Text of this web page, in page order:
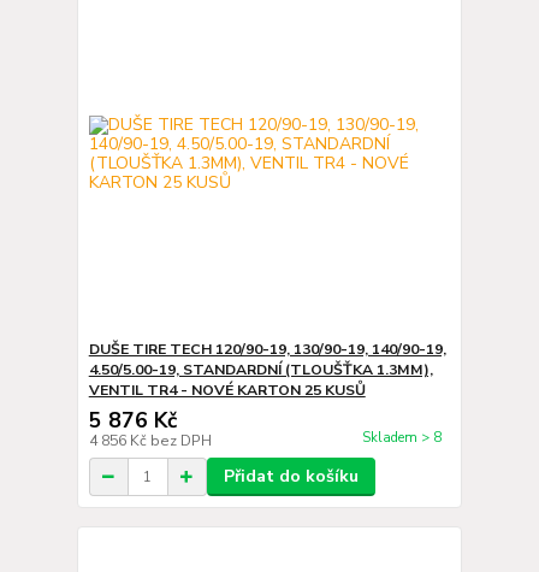
DUŠE TIRE TECH 120/90-19, 130/90-19, 140/90-19,
4.50/5.00-19, STANDARDNÍ (TLOUŠŤKA 1.3MM),
VENTIL TR4 - NOVÉ KARTON 25 KUSŮ
5 876 Kč
4 856 Kč bez DPH Skladem > 8
Přidat do košíku